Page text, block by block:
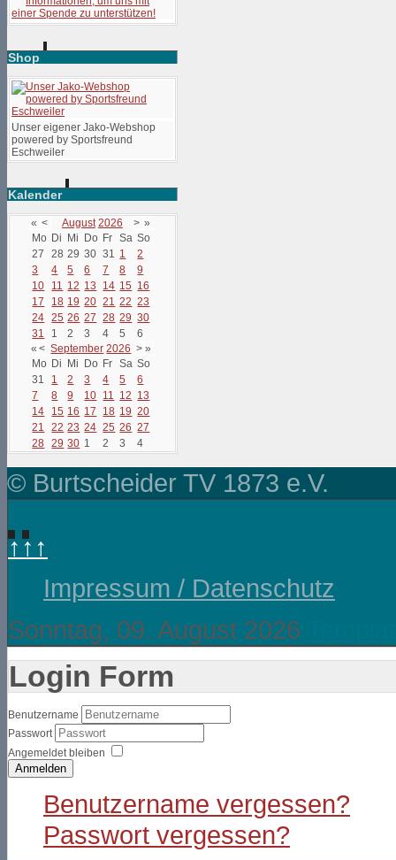
Shop
Unser eigener Jako-Webshop
powered by Sportsfreund
Eschweiler
Kalender
« < August 2026 > »
Mo Di Mi Do Fr Sa So
27
28 29 30 31 1
2
3
4 5 6 7 8
9
10
11 12 13 14 15 16
17
18 19 20 21 22 23
24 25 26 27 28 29 30
31
1 2 3 4 5
6
« < September 2026 > »
Mo Di Mi Do Fr Sa So
31
1 2 3 4 5
6
7
8 9 10 11 12 13
14
15 16 17 18 19 20
21
22 23 24 25 26 27
28 29 30 1 2 3 4
© Burtscheider TV 1873 e.V.
↑↑↑
Impressum / Datenschutz
Sonntag, 09. August 2026
Login Form
Benutzername
Passwort
Angemeldet bleiben
Anmelden
Benutzername vergessen?
Passwort vergessen?